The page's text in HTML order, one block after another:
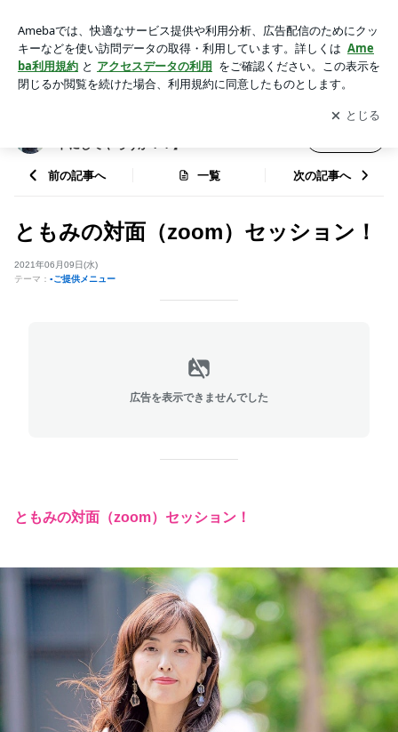
エレクトリカルパレードにしてやろうか！？】
アプリをダウンロードして ブログの更新通知
を受け取りまし
ょう。
開く
ドにしてやろうか！？】
前の記事へ 一覧 次の記事へ
ともみの対面（zoom）セッション！
2021年06月09日(水)
テーマ： ▪️ご提供メニュー
広告を表示できませんでした
ともみの対面（zoom）セッション！